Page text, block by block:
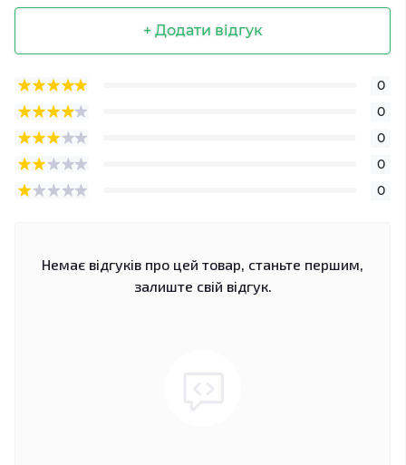
+ Додати відгук
0
0
0
0
0
Немає відгуків про цей товар, станьте першим,
залиште свій відгук.